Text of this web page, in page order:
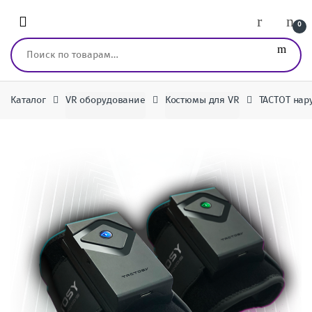
0
Искать:
Каталог VR оборудование Костюмы для VR TACTOT